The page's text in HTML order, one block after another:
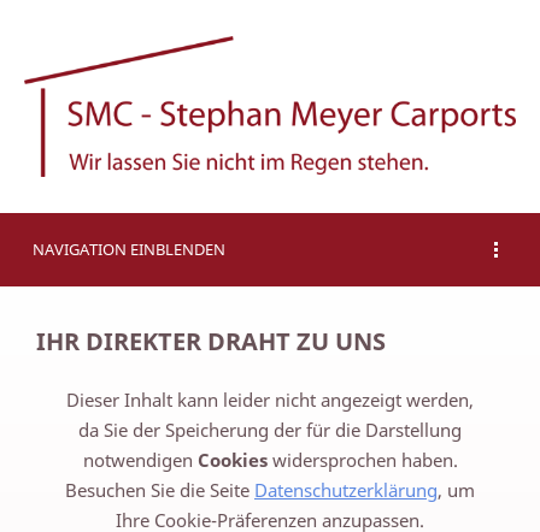
NAVIGATION EINBLENDEN
IHR DIREKTER DRAHT ZU UNS
Dieser Inhalt kann leider nicht angezeigt werden,
da Sie der Speicherung der für die Darstellung
notwendigen Cookieswidersprochen haben.
Besuchen Sie die Seite Datenschutzerklärung, um
Ihre Cookie-Präferenzen anzupassen.